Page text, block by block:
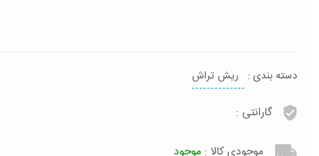
دسته بندی : ریش تراش
گارانتی :
موجودی کالا : موجود